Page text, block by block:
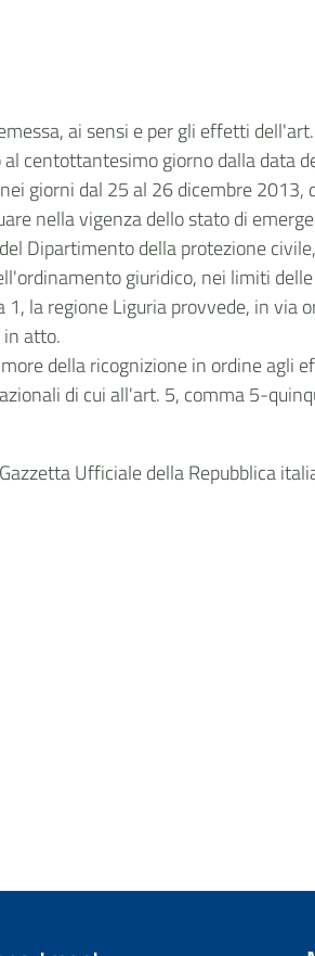
ai sensi e per gli effetti
centottantesimo giorno dalla data
giorni dal 25 al 26 dicembre
nella vigenza dello stato di
Dipartimento della protezione
giuridico, nei limiti
1, la regione Liguria provvede, in
atto.
della ricognizione in ordine agli
di cui all'art. 5, comma 5-
Ufficiale della Repubblica